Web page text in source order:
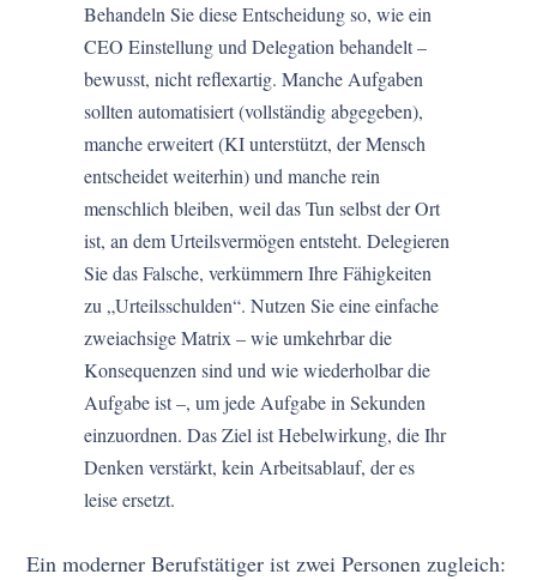
Behandeln Sie diese Entscheidung so, wie ein
CEO Einstellung und Delegation behandelt –
bewusst, nicht reflexartig. Manche Aufgaben
sollten automatisiert (vollständig abgegeben),
manche erweitert (KI unterstützt, der Mensch
entscheidet weiterhin) und manche rein
menschlich bleiben, weil das Tun selbst der Ort
ist, an dem Urteilsvermögen entsteht. Delegieren
Sie das Falsche, verkümmern Ihre Fähigkeiten
zu „Urteilsschulden“. Nutzen Sie eine einfache
zweiachsige Matrix – wie umkehrbar die
Konsequenzen sind und wie wiederholbar die
Aufgabe ist –, um jede Aufgabe in Sekunden
einzuordnen. Das Ziel ist Hebelwirkung, die Ihr
Denken verstärkt, kein Arbeitsablauf, der es
leise ersetzt.
Ein moderner Berufstätiger ist zwei Personen zugleich: